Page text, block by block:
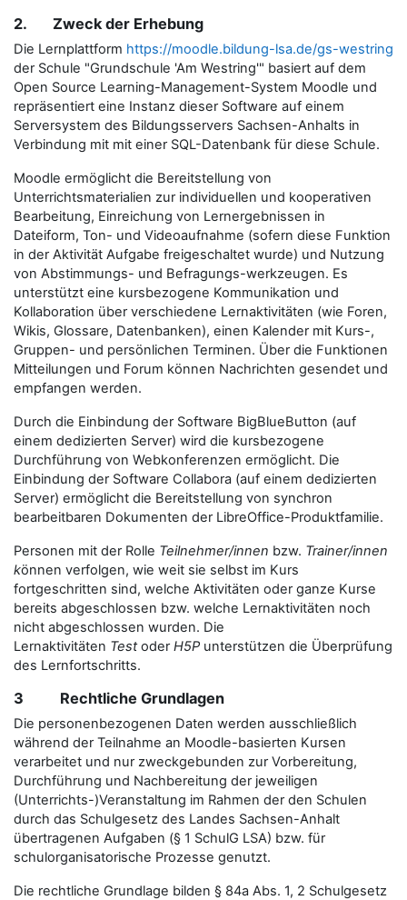
2. Zweck der Erhebung
Die Lernplattform https://moodle.bildung-lsa.de/gs-westring
der Schule "Grundschule 'Am Westring'" basiert auf dem
Open Source Learning-Management-System Moodle und
repräsentiert eine Instanz dieser Software auf einem
Serversystem des Bildungsservers Sachsen-Anhalts in
Verbindung mit mit einer SQL-Datenbank für diese Schule.
Moodle ermöglicht die Bereitstellung von
Unterrichtsmaterialien zur individuellen und kooperativen
Bearbeitung, Einreichung von Lernergebnissen in
Dateiform, Ton- und Videoaufnahme (sofern diese Funktion
in der Aktivität Aufgabe freigeschaltet wurde) und Nutzung
von Abstimmungs- und Befragungs-werkzeugen. Es
unterstützt eine kursbezogene Kommunikation und
Kollaboration über verschiedene Lernaktivitäten (wie Foren,
Wikis, Glossare, Datenbanken), einen Kalender mit Kurs-,
Gruppen- und persönlichen Terminen. Über die Funktionen
Mitteilungen und Forum können Nachrichten gesendet und
empfangen werden.
Durch die Einbindung der Software BigBlueButton (auf
einem dedizierten Server) wird die kursbezogene
Durchführung von Webkonferenzen ermöglicht. Die
Einbindung der Software Collabora (auf einem dedizierten
Server) ermöglicht die Bereitstellung von synchron
bearbeitbaren Dokumenten der LibreOffice-Produktfamilie.
Personen mit der Rolle Teilnehmer/innen bzw. Trainer/innen
können verfolgen, wie weit sie selbst im Kurs
fortgeschritten sind, welche Aktivitäten oder ganze Kurse
bereits abgeschlossen bzw. welche Lernaktivitäten noch
nicht abgeschlossen wurden. Die
Lernaktivitäten TestoderH5P unterstützen die Überprüfung
des Lernfortschritts.
3 Rechtliche Grundlagen
Die personenbezogenen Daten werden ausschließlich
während der Teilnahme an Moodle-basierten Kursen
verarbeitet und nur zweckgebunden zur Vorbereitung,
Durchführung und Nachbereitung der jeweiligen
(Unterrichts-)Veranstaltung im Rahmen der den Schulen
durch das Schulgesetz des Landes Sachsen-Anhalt
übertragenen Aufgaben (§ 1 SchulG LSA) bzw. für
schulorganisatorische Prozesse genutzt.
Die rechtliche Grundlage bilden § 84a Abs. 1, 2 Schulgesetz